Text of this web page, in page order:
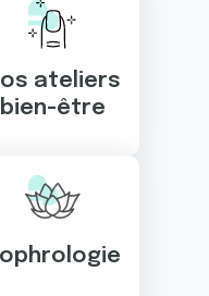
ateliers
bien-être